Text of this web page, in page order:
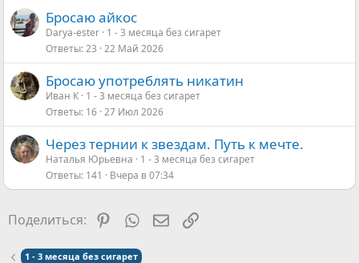
Бросаю айкос
Darya-ester 1 - 3 месяца без сигарет
Ответы 23 22 Май 2026
Бросаю употреблять никатин
Иван К 1 - 3 месяца без сигарет
Ответы 16 27 Июл 2026
Через тернии к звездам. Путь к мечте.
Наталья Юрьевна
1 - 3 месяца без сигарет
Ответы 141 Вчера в 07:34
Поделиться: Pinterest
WhatsAppЭлектронная почта
Ссылка
1 - 3 месяца без сигарет